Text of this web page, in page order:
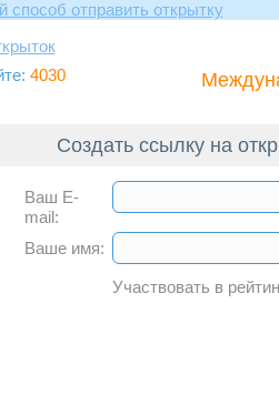
4030
Создать ссылку на
Ваш E-
mail:
Ваше имя:
Участвовать в